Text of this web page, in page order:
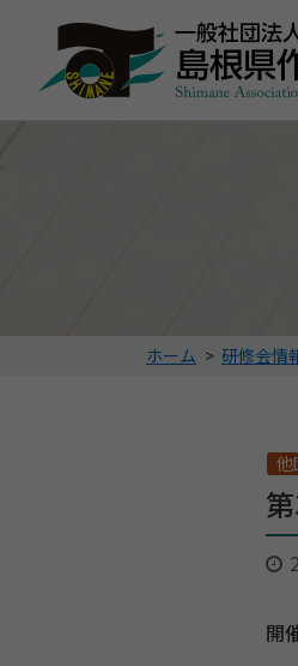
こ
ホーム > 研修会情
他
開